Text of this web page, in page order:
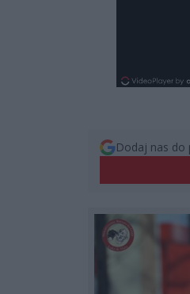
Dodaj nas do